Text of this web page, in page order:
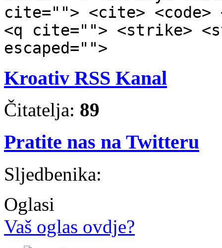
cite=""> <cite> <code>
<q cite=""> <strike>
escaped="">
Kroativ RSS Kanal
Čitatelja: 89
Pratite nas na Twitteru
Sljedbenika:
Oglasi
Vaš oglas ovdje?